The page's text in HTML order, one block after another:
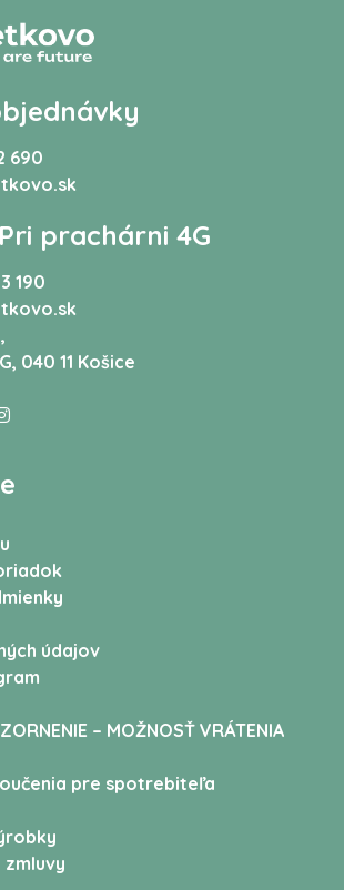
690
prachárni 4G
190
040 11 Košice
údajov
– MOŽNOSŤ VRÁTENIA
pre spotrebiteľa